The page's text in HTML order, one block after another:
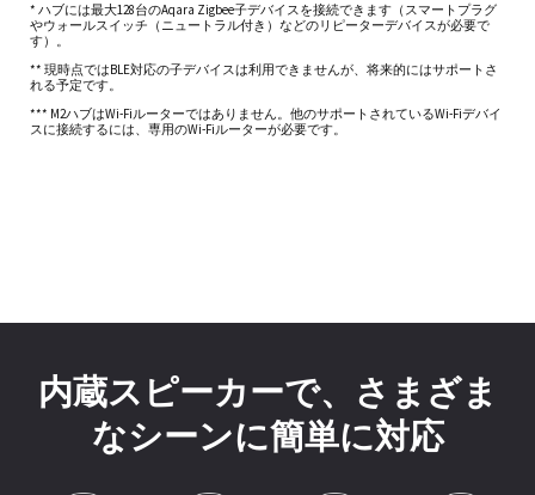
* ハブには最大128台のAqara Zigbee子デバイスを接続できます（スマートプラグ
やウォールスイッチ（ニュートラル付き）などのリピーターデバイスが必要で
す）。
** 現時点ではBLE対応の子デバイスは利用できませんが、将来的にはサポートさ
れる予定です。
*** M2ハブはWi-Fiルーターではありません。他のサポートされているWi-Fiデバイ
スに接続するには、専用のWi-Fiルーターが必要です。
内蔵スピーカーで、さまざま
なシーンに簡単に対応